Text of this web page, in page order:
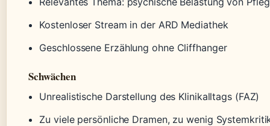
Kostenloser Stream in der ARD Mediathek
Geschlossene Erzählung ohne Cliffhanger
Schwächen
Unrealistische Darstellung des Klinikalltags (FAZ)
Zu viele persönliche Dramen, zu wenig